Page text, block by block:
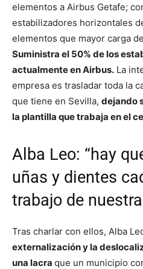
elementos a Airbus Getafe;
estabilizadores horizontales
elementos que mayor carga
Suministra el 50% de los
actualmente en Airbus. La
empresa es trasladar toda la
que tiene en Sevilla, dejando
la plantilla que trabaja en el
Alba Leo: “hay
uñas y dientes
trabajo de
Tras charlar con ellos, Alba
externalización y la
una lacra que un municipio